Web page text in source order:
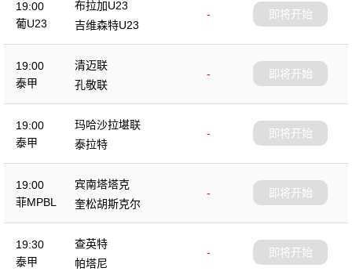
19:00
葡U23
布拉加U23
-
吉维森特U23
即将开始
19:00
泰甲
清迈联
-
孔敬联
即将开始
19:00
泰甲
玛哈沙拉堪联
-
泰拉特
即将开始
19:00
菲MPBL
宾南塔塔克
-
奎松胡斯克尔
即将开始
19:30
泰甲
查英特
-
帕塔尼
即将开始